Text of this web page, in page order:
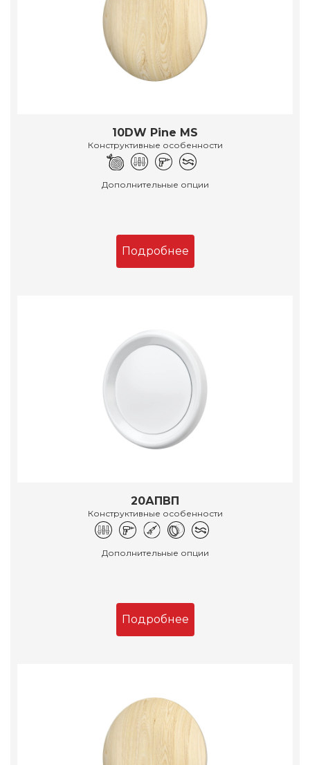
10DW Pine MS
Конструктивные особенности
Дополнительные опции
Подробнее
20АПВП
Конструктивные особенности
Дополнительные опции
Подробнее